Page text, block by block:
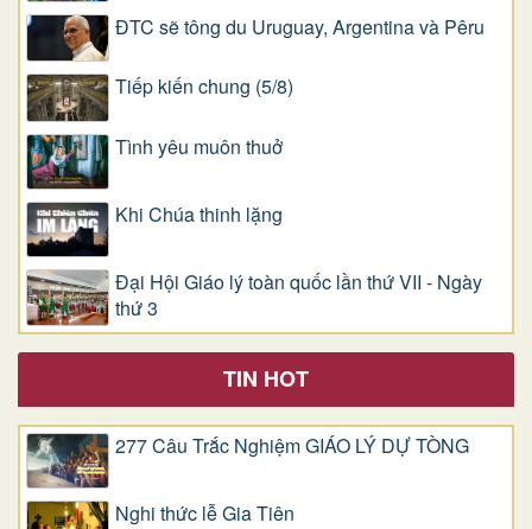
ĐTC sẽ tông du Uruguay, Argentina và Pêru
Tiếp kiến chung (5/8)
Tình yêu muôn thuở
Khi Chúa thinh lặng
Đại Hội Giáo lý toàn quốc lần thứ VII - Ngày
thứ 3
TIN HOT
277 Câu Trắc Nghiệm GIÁO LÝ DỰ TÒNG
Nghi thức lễ Gia Tiên